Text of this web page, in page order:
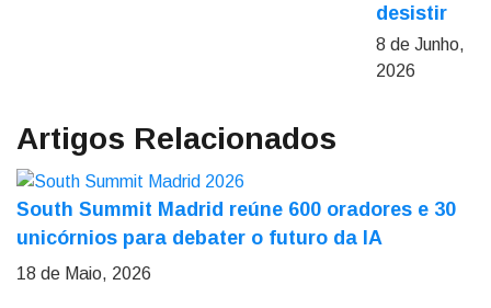
desistir
8 de Junho,
2026
Artigos Relacionados
South Summit Madrid reúne 600 oradores e 30
unicórnios para debater o futuro da IA
18 de Maio, 2026